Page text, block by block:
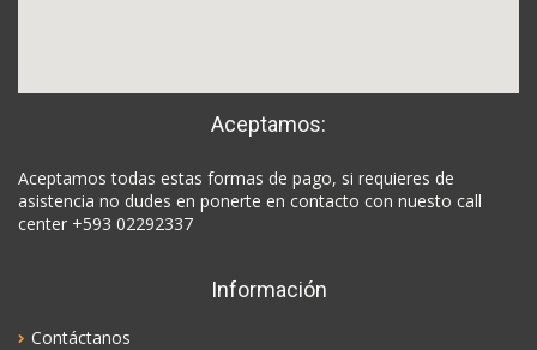
Aceptamos:
Aceptamos todas estas formas de pago, si requieres de
asistencia no dudes en ponerte en contacto con nuesto call
center +593 02292337
Información
Contáctanos